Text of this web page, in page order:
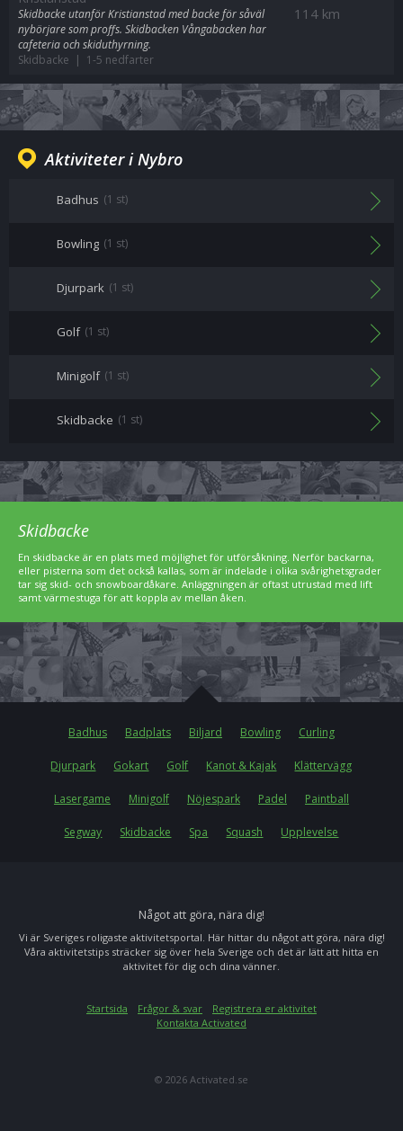
114 km
Skidbacke utanför Kristianstad med backe för såväl
nybörjare som proffs. Skidbacken Vångabacken har
cafeteria och skiduthyrning.
Skidbacke | 1-5 nedfarter
Aktiviteter i Nybro
Badhus (1 st)
Bowling (1 st)
Djurpark (1 st)
Golf (1 st)
Minigolf (1 st)
Skidbacke (1 st)
Skidbacke
En skidbacke är en plats med möjlighet för utförsåkning. Nerför backarna,
eller pisterna som det också kallas, som är indelade i olika svårighetsgrader
tar sig skid- och snowboardåkare. Anläggningen är oftast utrustad med lift
samt värmestuga för att koppla av mellan åken.
Badhus Badplats Biljard Bowling Curling
Djurpark Gokart Golf Kanot & Kajak Klättervägg
Lasergame Minigolf Nöjespark Padel Paintball
Segway Skidbacke Spa Squash Upplevelse
Något att göra, nära dig!
Vi är Sveriges roligaste aktivitetsportal. Här hittar du något att göra, nära dig!
Våra aktivitetstips sträcker sig över hela Sverige och det är lätt att hitta en
aktivitet för dig och dina vänner.
Startsida Frågor & svar
Registrera er aktivitet
Kontakta Activated
© 2026 Activated.se